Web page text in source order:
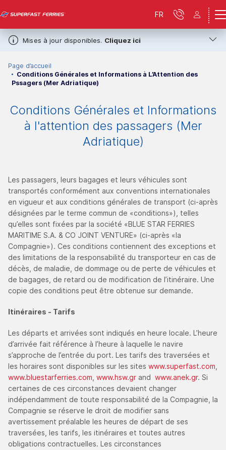
Mises à jour disponibles. Cliquez ici
FR
Page d’accueil
Conditions Générales et Informations à L’Attention des
Pssagers (Mer Adriatique)
Conditions Générales et Informations
à l'attention des passagers (Mer
Adriatique)
Les passagers, leurs bagages et leurs véhicules sont
transportés conformément aux conventions internationales
en vigueur et aux conditions générales de transport (ci-après
désignées par le terme commun de «conditions»), telles
qu’elles sont fixées par la société «BLUE STAR FERRIES
MARITIME S.A. & CO JOINT VENTURE» (ci-après «la
Compagnie»). Ces conditions contiennent des exceptions et
des limitations de la responsabilité du transporteur en cas de
décès, de maladie, de dommage ou de perte de véhicules et
de bagages, de retard ou de modification de l’itinéraire. Une
copie des conditions peut être obtenue sur demande.
Itinéraires - Tarifs
Les départs et arrivées sont indiqués en heure locale. L’heure
d’arrivée fait référence à l’heure à laquelle le navire
s’approche de l’entrée du port. Les tarifs des traversées et
les horaires sont disponibles sur les sites www.superfast.com
www.bluestarferries.com www.hsw.gr and www.anek.gr. Si
certaines de ces circonstances devaient changer
indépendamment de toute responsabilité de la Compagnie, la
Compagnie se réserve le droit de modifier sans
avertissement préalable les heures de départ de ses
traversées, les tarifs, les itinéraires et toutes autres
obligations contractuelles. Les circonstances